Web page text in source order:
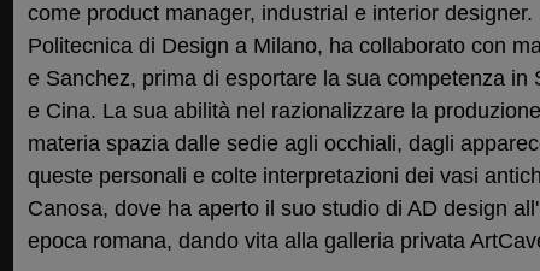
come product manager, industrial e interior
Politecnica di Design a Milano, ha collaborato con
e Sanchez, prima di esportare la sua competenza in
e Cina. La sua abilità nel razionalizzare la
materia spazia dalle sedie agli occhiali, dagli
queste personali e colte interpretazioni dei vasi
Canosa, dove ha aperto il suo studio di AD design
epoca romana, dando vita alla galleria privata